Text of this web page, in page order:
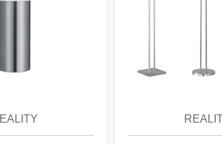
aperçu
Favori Favori